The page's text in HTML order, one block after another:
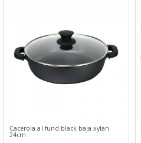
Cacerola al.fund.black baja xylan
24cm